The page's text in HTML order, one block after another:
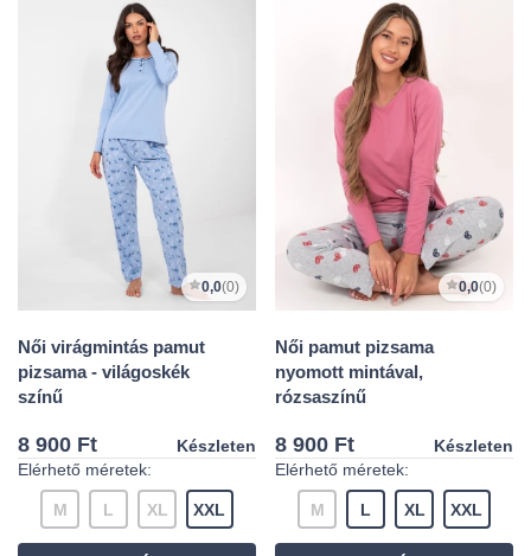
0,0(0)
Női virágmintás pamut
pizsama - világoskék
színű
8 900 Ft
Készleten
Elérhető méretek:
M L XL XXL
0,0(0)
Női pamut pizsama
nyomott mintával,
rózsaszínű
8 900 Ft
Készleten
Elérhető méretek:
M L XL XXL